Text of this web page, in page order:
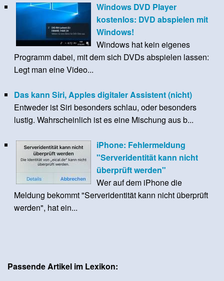
Windows DVD Player
kostenlos: DVD abspielen mit
Windows!
Windows hat kein eigenes
Programm dabei, mit dem sich DVDs abspielen lassen:
Legt man eine Video...
Das kann Siri, Apples digitaler Assistent (nicht)
Entweder ist Siri besonders schlau, oder besonders
lustig. Wahrscheinlich ist es eine Mischung aus b...
iPhone: Fehlermeldung
"Serveridentität kann nicht
überprüft werden"
Wer auf dem iPhone die
Meldung bekommt "Serveridentität kann nicht überprüft
werden", hat ein...
Passende Artikel im Lexikon: